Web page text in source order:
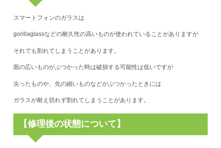
スマートフォンのガラスは
gorillaglassなどの耐久性の高いものが使われていることがありますが
それでも割れてしまうことがあります。
面の広いものがぶつかった時は破損する可能性は低いですが
尖ったものや、先の細いものなどがぶつかったときには
ガラスが耐え切れず割れてしまうことがあります。
【修理後の状態について】